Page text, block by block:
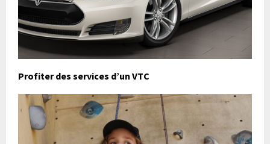
Profiter des services d’un VTC